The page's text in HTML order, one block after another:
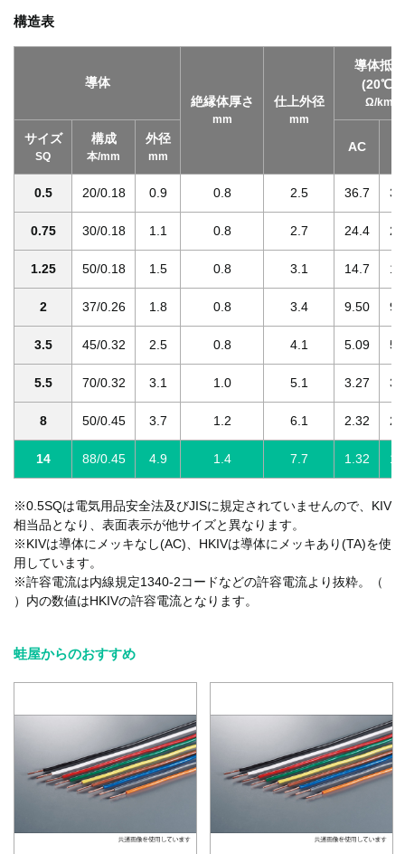
構造表
導体
絶縁体厚さ
mm
仕上外径
mm
導体抵抗
(20℃)
Ω/km
サイズ
SQ
構成
本/mm
外径
mm
AC
0.5 20/0.18 0.9 0.8 2.5 36.7
0.75 30/0.18 1.1 0.8 2.7 24.4
1.25 50/0.18 1.5 0.8 3.1 14.7
2 37/0.26 1.8 0.8 3.4 9.50
3.5 45/0.32 2.5 0.8 4.1 5.09
5.5 70/0.32 3.1 1.0 5.1 3.27
8 50/0.45 3.7 1.2 6.1 2.32
14 88/0.45 4.9 1.4 7.7 1.32
※0.5SQは電気用品安全法及びJISに規定されていませんので、KIV
相当品となり、表面表示が他サイズと異なります。
※KIVは導体にメッキなし(AC)、HKIVは導体にメッキあり(TA)を使
用しています。
※許容電流は内線規定1340-2コードなどの許容電流より抜粋。（
）内の数値はHKIVの許容電流となります。
蛙屋からのおすすめ